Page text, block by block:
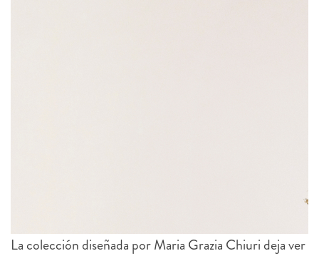
La colección diseñada por Maria Grazia Chiuri deja ver